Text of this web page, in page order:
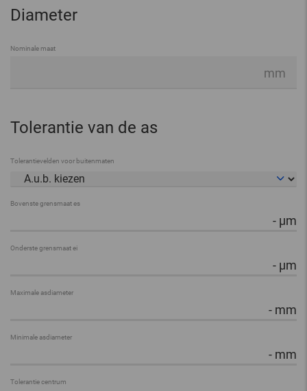
Diameter
Nominale maat
mm
Tolerantie van de as
Tolerantievelden voor buitenmaten
Bovenste grensmaat es
- µm
Onderste grensmaat ei
- µm
Maximale asdiameter
- mm
Minimale asdiameter
- mm
Tolerantie centrum